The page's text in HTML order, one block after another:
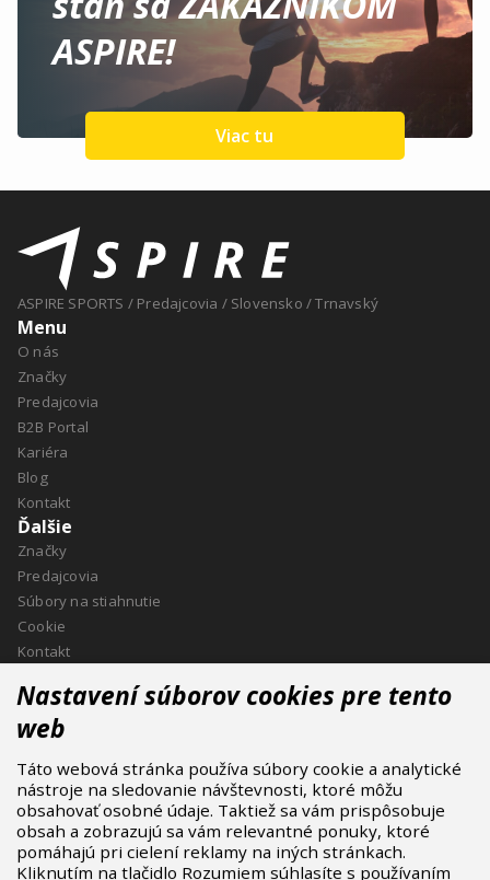
ASPIRE!
Viac tu
ASPIRE SPORTS / Predajcovia / Slovensko /Trnavský
Menu
O nás
Značky
Predajcovia
B2B Portal
Kariéra
Blog
Kontakt
Ďalšie
Značky
Predajcovia
Súbory na stiahnutie
Cookie
Kontakt
ASPIRE SPORTS, s.r.o.
Jinačovice 514, 664 34 Kuřim
+420 532 199 550
aspire@aspire.eu
Nastavení súborov cookies pre tento
web
Táto webová stránka používa súbory cookie a analytické
nástroje na sledovanie návštevnosti, ktoré môžu
obsahovať osobné údaje. Taktiež sa vám prispôsobuje
obsah a zobrazujú sa vám relevantné ponuky, ktoré
pomáhajú pri cielení reklamy na iných stránkach.
Kliknutím na tlačidlo Rozumiem súhlasíte s používaním